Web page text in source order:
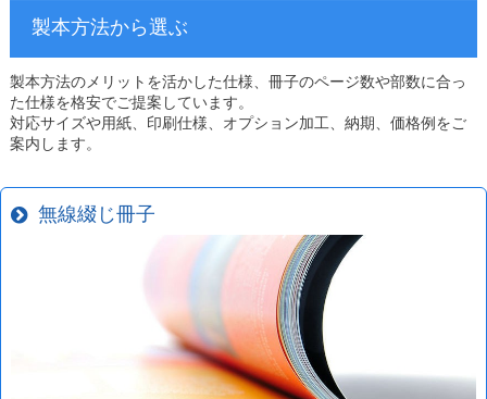
製本方法から選ぶ
製本方法のメリットを活かした仕様、冊子のページ数や部数に合っ
た仕様を格安でご提案しています。
対応サイズや用紙、印刷仕様、オプション加工、納期、価格例をご
案内します。
無線綴じ冊子